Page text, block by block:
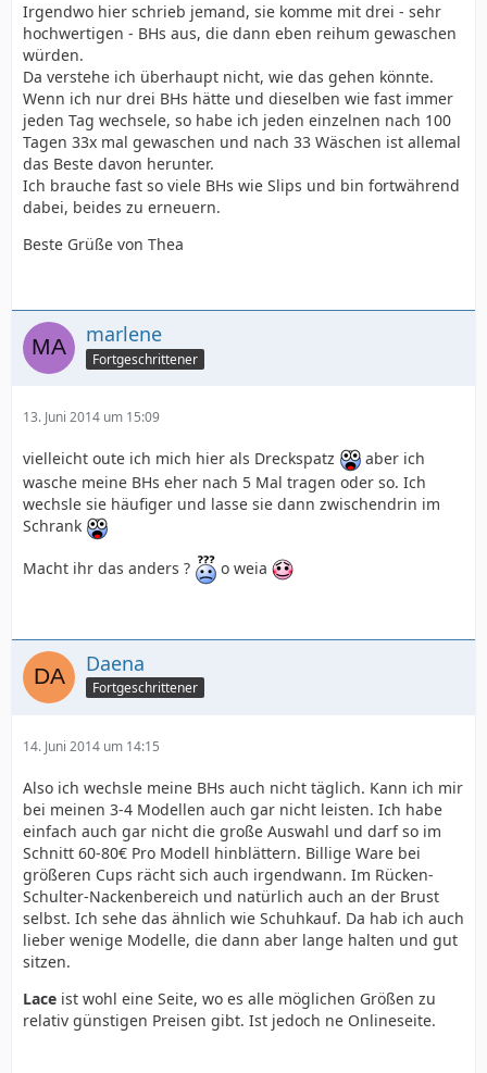
Irgendwo hier schrieb jemand, sie komme mit drei - sehr
hochwertigen - BHs aus, die dann eben reihum gewaschen
würden.
Da verstehe ich überhaupt nicht, wie das gehen könnte.
Wenn ich nur drei BHs hätte und dieselben wie fast immer
jeden Tag wechsele, so habe ich jeden einzelnen nach 100
Tagen 33x mal gewaschen und nach 33 Wäschen ist allemal
das Beste davon herunter.
Ich brauche fast so viele BHs wie Slips und bin fortwährend
dabei, beides zu erneuern.
Beste Grüße von Thea
marlene
Fortgeschrittener
13. Juni 2014 um 15:09
vielleicht oute ich mich hier als Dreckspatz
aber ich
wasche meine BHs eher nach 5 Mal tragen oder so. Ich
wechsle sie häufiger und lasse sie dann zwischendrin im
Schrank
Macht ihr das anders ? o weia
Daena
Fortgeschrittener
14. Juni 2014 um 14:15
Also ich wechsle meine BHs auch nicht täglich. Kann ich mir
bei meinen 3-4 Modellen auch gar nicht leisten. Ich habe
einfach auch gar nicht die große Auswahl und darf so im
Schnitt 60-80€ Pro Modell hinblättern. Billige Ware bei
größeren Cups rächt sich auch irgendwann. Im Rücken-
Schulter-Nackenbereich und natürlich auch an der Brust
selbst. Ich sehe das ähnlich wie Schuhkauf. Da hab ich auch
lieber wenige Modelle, die dann aber lange halten und gut
sitzen.
Lace ist wohl eine Seite, wo es alle möglichen Größen zu
relativ günstigen Preisen gibt. Ist jedoch ne Onlineseite.